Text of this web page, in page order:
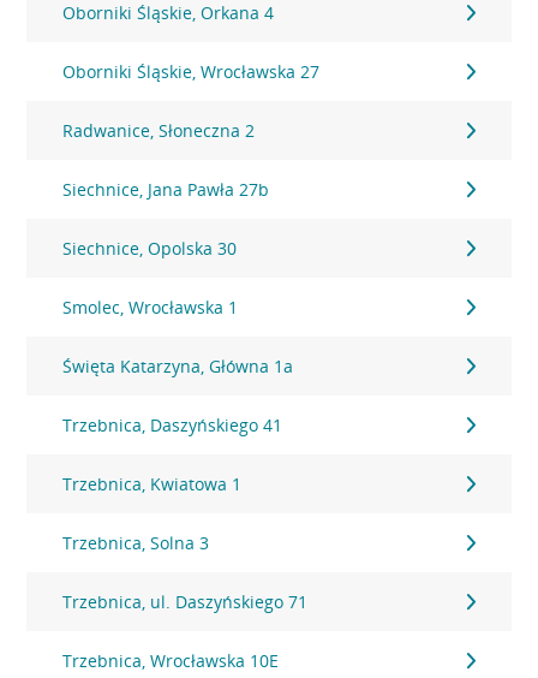
Oborniki Śląskie, Orkana 4
Oborniki Śląskie, Wrocławska 27
Radwanice, Słoneczna 2
Siechnice, Jana Pawła 27b
Siechnice, Opolska 30
Smolec, Wrocławska 1
Święta Katarzyna, Główna 1a
Trzebnica, Daszyńskiego 41
Trzebnica, Kwiatowa 1
Trzebnica, Solna 3
Trzebnica, ul. Daszyńskiego 71
Trzebnica, Wrocławska 10E